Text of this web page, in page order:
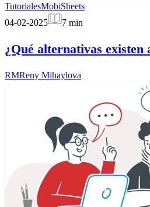
TutorialesMobiSheets
04-02-2025
7 min
¿Qué alternativas existen
RMReny Mihaylova